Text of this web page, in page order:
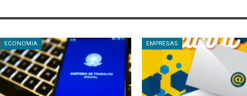
ECONOMIA EMPRESAS